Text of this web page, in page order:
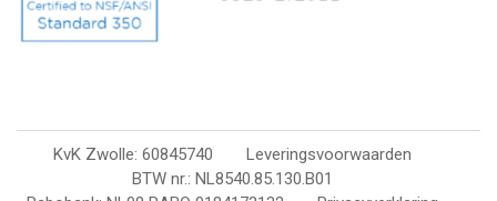
KvK Zwolle: 60845740
Leveringsvoorwaarden
BTW nr.: NL8540.85.130.B01